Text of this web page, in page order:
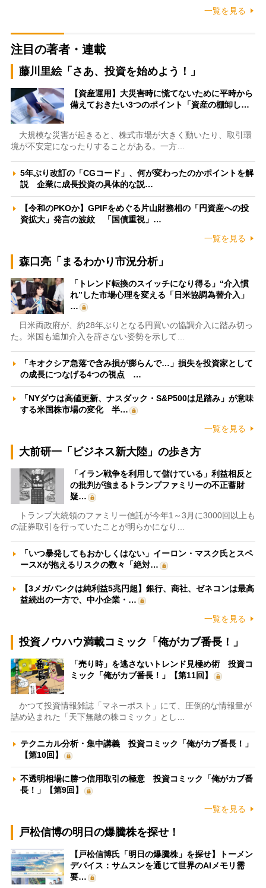
一覧を見る
注目の著者・連載
藤川里絵「さあ、投資を始めよう！」
【資産運用】大災害時に慌てないために平時から
備えておきたい3つのポイント「資産の棚卸し…
大規模な災害が起きると、株式市場が大きく動いたり、取引環
境が不安定になったりすることがある。一方…
5年ぶり改訂の「CGコード」、何が変わったのかポイントを解
説 企業に成長投資の具体的な説…
【令和のPKOか】GPIFをめぐる片山財務相の「円資産への投
資拡大」発言の波紋 「国債重視」…
一覧を見る
森口亮「まるわかり市況分析」
「トレンド転換のスイッチになり得る」“介入慣
れ”した市場心理を変える「日米協調為替介入」
…
日米両政府が、約28年ぶりとなる円買いの協調介入に踏み切っ
た。米国も追加介入を辞さない姿勢を示して…
「キオクシア急落で含み損が膨らんで…」損失を投資家として
の成長につなげる4つの視点 …
「NYダウは高値更新、ナスダック・S&P500は足踏み」が意味
する米国株市場の変化 半…
一覧を見る
大前研一「ビジネス新大陸」の歩き方
「イラン戦争を利用して儲けている」利益相反と
の批判が強まるトランプファミリーの不正蓄財
疑…
トランプ大統領のファミリー信託が今年1～3月に3000回以上も
の証券取引を行っていたことが明らかになり…
「いつ暴発してもおかしくはない」イーロン・マスク氏とスペ
ースXが抱えるリスクの数々「絶対…
【3メガバンクは純利益5兆円超】銀行、商社、ゼネコンは最高
益続出の一方で、中小企業・…
一覧を見る
投資ノウハウ満載コミック「俺がカブ番長！」
「売り時」を逃さないトレンド見極め術 投資コ
ミック「俺がカブ番長！」【第11回】
かつて投資情報雑誌「マネーポスト」にて、圧倒的な情報量が
詰め込まれた「天下無敵の株コミック」とし…
テクニカル分析・集中講義 投資コミック「俺がカブ番長！」
【第10回】
不透明相場に勝つ信用取引の極意 投資コミック「俺がカブ番
長！」【第9回】
一覧を見る
戸松信博の明日の爆騰株を探せ！
【戸松信博氏「明日の爆騰株」を探せ】トーメン
デバイス：サムスンを通じて世界のAIメモリ需
要…